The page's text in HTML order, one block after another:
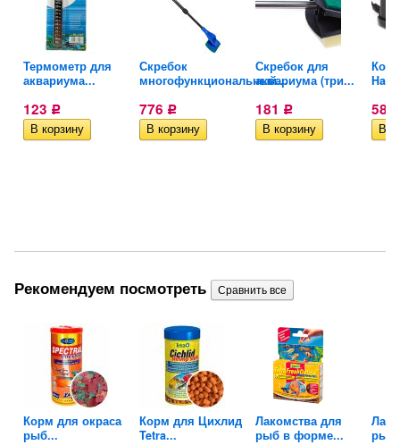
Термометр для
аквариума...
123 Р
Скребок
многофункциональный...
776 Р
Скребок для
аквариума (три...
181 Р 585
Рекомендуем посмотреть
Корм для окраса
рыб...
Корм для Цихлид
Tetra...
Лакомства для
рыб в форме...
рыб